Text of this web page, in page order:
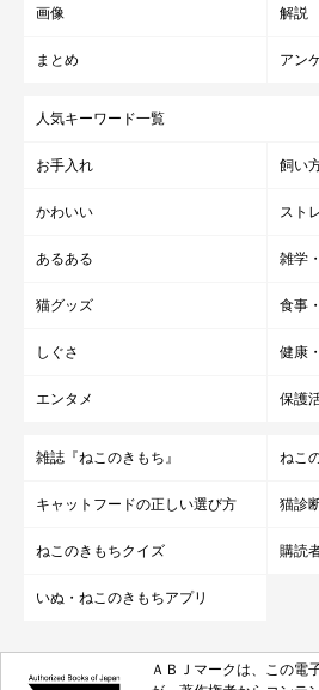
画像 解説
まとめ アン
人気キーワード一覧
お手入れ 飼い
かわいい スト
あるある 雑学
猫グッズ 食事
しぐさ 健康
エンタメ 保護
雑誌『ねこのきもち』 ねこ
キャットフードの正しい選び方 猫診
ねこのきもちクイズ 購読
いぬ・ねこのきもちアプリ
ＡＢＪマークは、この電